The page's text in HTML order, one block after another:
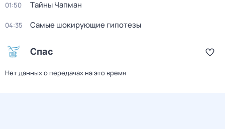
01:50 Тaйны Чапман
04:35 Самые шoкиpующие гипотезы
Спас
Нет данных о передачах на это время